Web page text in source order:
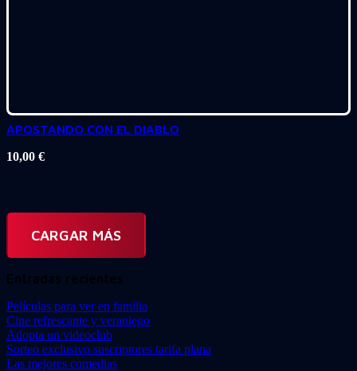
APOSTANDO CON EL DIABLO
10,00 €
CARGAR MÁS
Entradas recientes
Películas para ver en familia
Cine refrescante y veraniego
Adopta un videoclub
Sorteo exclusivo suscriptores tarifa plana
Las mejores comedias